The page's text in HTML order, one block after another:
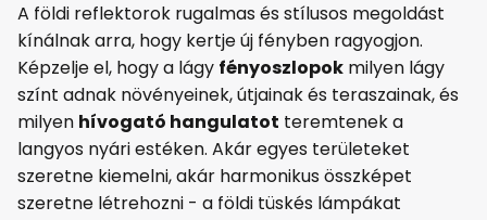
A földi reflektorok rugalmas és stílusos megoldást
kínálnak arra, hogy kertje új fényben ragyogjon.
Képzelje el, hogy a lágy fényoszlopok milyen lágy
színt adnak növényeinek, útjainak és teraszainak, és
milyen hívogató hangulatot teremtenek a
langyos nyári estéken. Akár egyes területeket
szeretne kiemelni, akár harmonikus összképet
szeretne létrehozni - a földi tüskés lámpákat